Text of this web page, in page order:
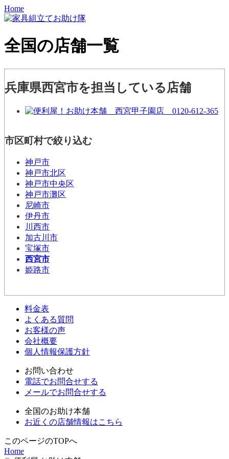
Home
全国の店舗一覧
兵庫県西宮市を担当している店舗
市区町村で絞り込む
神戸市
神戸市北区
神戸市中央区
神戸市灘区
尼崎市
伊丹市
川西市
加古川市
宝塚市
西宮市
姫路市
料金表
よくある質問
お客様の声
会社概要
個人情報保護方針
お問い合わせ
電話でお問合せする
メールでお問合せする
全国のお助け本舗
お近くの店舗情報はこちら
このページのTOPへ
Home